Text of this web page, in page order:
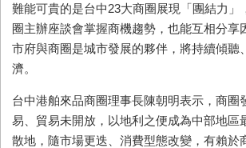
難能可貴的是台中23大商圈展現「團結力」
圈主辦座談會掌握商機趨勢，也能互相分享
市府與商圈是城市發展的夥伴，將持續傾聽
濟。
台中港舶來品商圈理事長陳朝明表示，商圈
易、貿易未開放，以地利之便成為中部地區
散地，隨市場更迭、消費型態改變，有賴於